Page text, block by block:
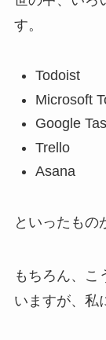
す。
Todoist
Microsoft
Google
Trello
Asana
といったもの
もちろん、こ
いますが、私